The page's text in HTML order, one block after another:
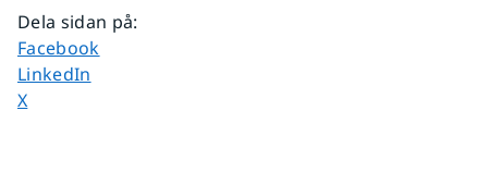
Dela sidan på:
Dela sidan på
Facebook
Dela sidan på
LinkedIn
Dela sidan på
X